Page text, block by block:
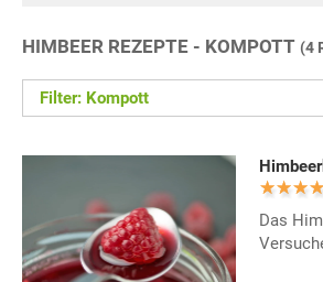
HIMBEER REZEPTE - KOMPOTT (4
Filter: Kompott
Das